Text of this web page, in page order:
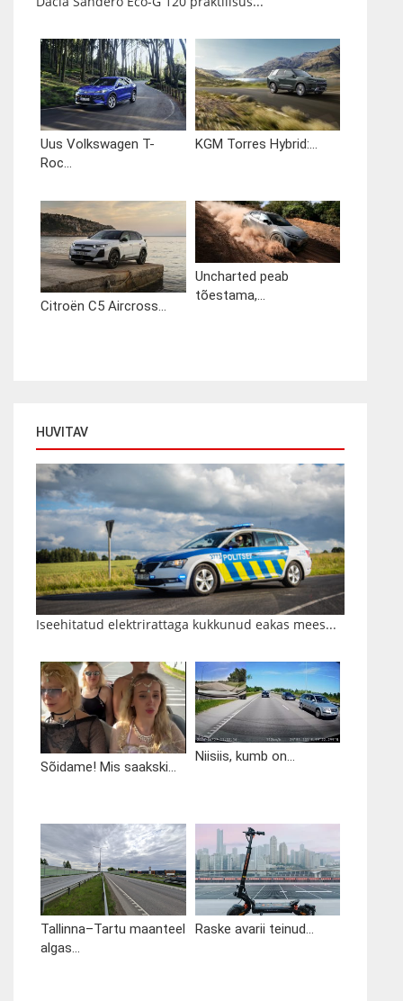
Uus Volkswagen T-
Roc...
KGM Torres Hybrid:...
Citroën C5 Aircross...
Uncharted peab
tõestama,...
HUVITAV
Iseehitatud elektrirattaga kukkunud eakas mees...
Sõidame! Mis saakski...
Niisiis, kumb on...
Tallinna–Tartu maanteel
algas...
Raske avarii teinud...